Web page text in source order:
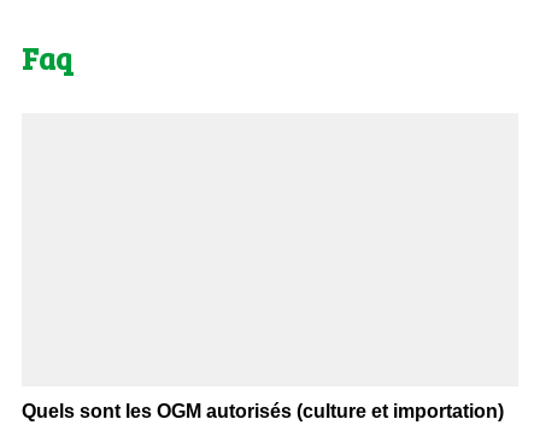
Faq
Quels sont les OGM autorisés (culture et importation)